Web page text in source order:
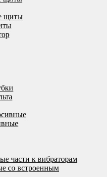
щиты
части к вибраторам
со встроенным